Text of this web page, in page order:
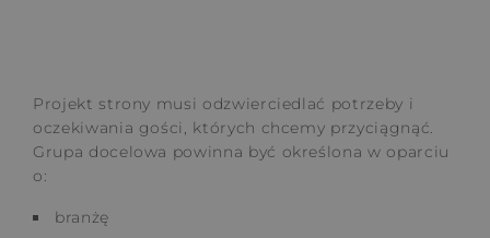
Projekt strony musi odzwierciedlać potrzeby i
oczekiwania gości, których chcemy przyciągnąć.
Grupa docelowa powinna być określona w oparciu
o:
branżę